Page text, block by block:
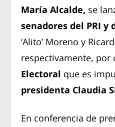
María Alcalde, se
senadores del PRI y
‘Alito’ Moreno y
respectivamente, por
Electoral que es
presidenta Claudia
En conferencia de